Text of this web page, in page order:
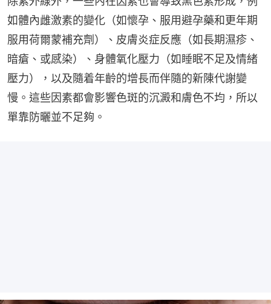
如體內雌激素的變化（如懷孕、服用避孕藥和更年期
服用荷爾蒙補充劑）、皮膚炎症反應（如長期濕疹、
暗瘡、或感染）、身體氧化壓力（如睡眠不足及情緒
壓力），以及隨着年齡的增長而伴隨的新陳代謝變
慢。這些因素都會影響色斑的沉澱和膚色不均，所以
單靠防曬並不足夠。